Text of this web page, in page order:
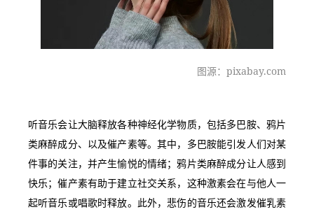
图源：pixabay.com
听音乐会让大脑释放各种神经化学物质，包括多巴胺、鸦片
类麻醉成分、以及催产素等。其中，多巴胺能引发人们对某
件事的关注，并产生愉悦的情绪；鸦片类麻醉成分让人感到
快乐；催产素有助于建立社交关系，这种激素会在与他人一
起听音乐或唱歌时释放。此外，悲伤的音乐还会激发催乳素